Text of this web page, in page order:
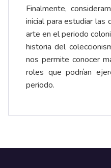
Finalmente,
inicial para estudiar las
arte en el periodo
historia del
nos permite conocer
roles que podrían
periodo.